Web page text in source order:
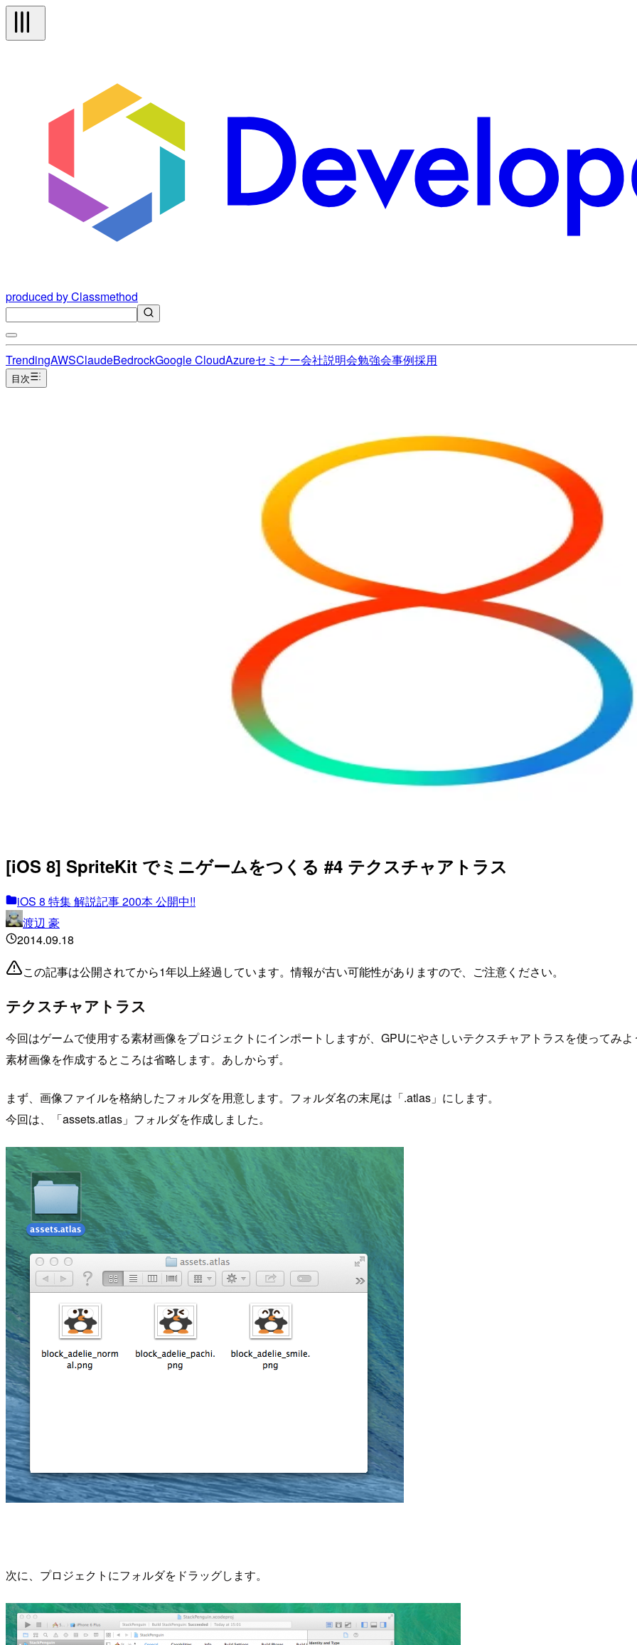
produced by Classmethod
TrendingAWSClaudeBedrockGoogle CloudAzureセミナー会社説明会勉強会事例採用
目次
[iOS 8] SpriteKit でミニゲームをつくる #4 テクスチャアトラス
iOS 8 特集 解説記事 200本 公開中!!
渡辺 豪
2014.09.18
この記事は公開されてから1年以上経過しています。情報が古い可能性がありますので、ご注意ください。
テクスチャアトラス
今回はゲームで使用する素材画像をプロジェクトにインポートしますが、GPUにやさしいテクスチャアトラスを使ってみよ
素材画像を作成するところは省略します。あしからず。
まず、画像ファイルを格納したフォルダを用意します。フォルダ名の末尾は「.atlas」にします。
今回は、「assets.atlas」フォルダを作成しました。
次に、プロジェクトにフォルダをドラッグします。